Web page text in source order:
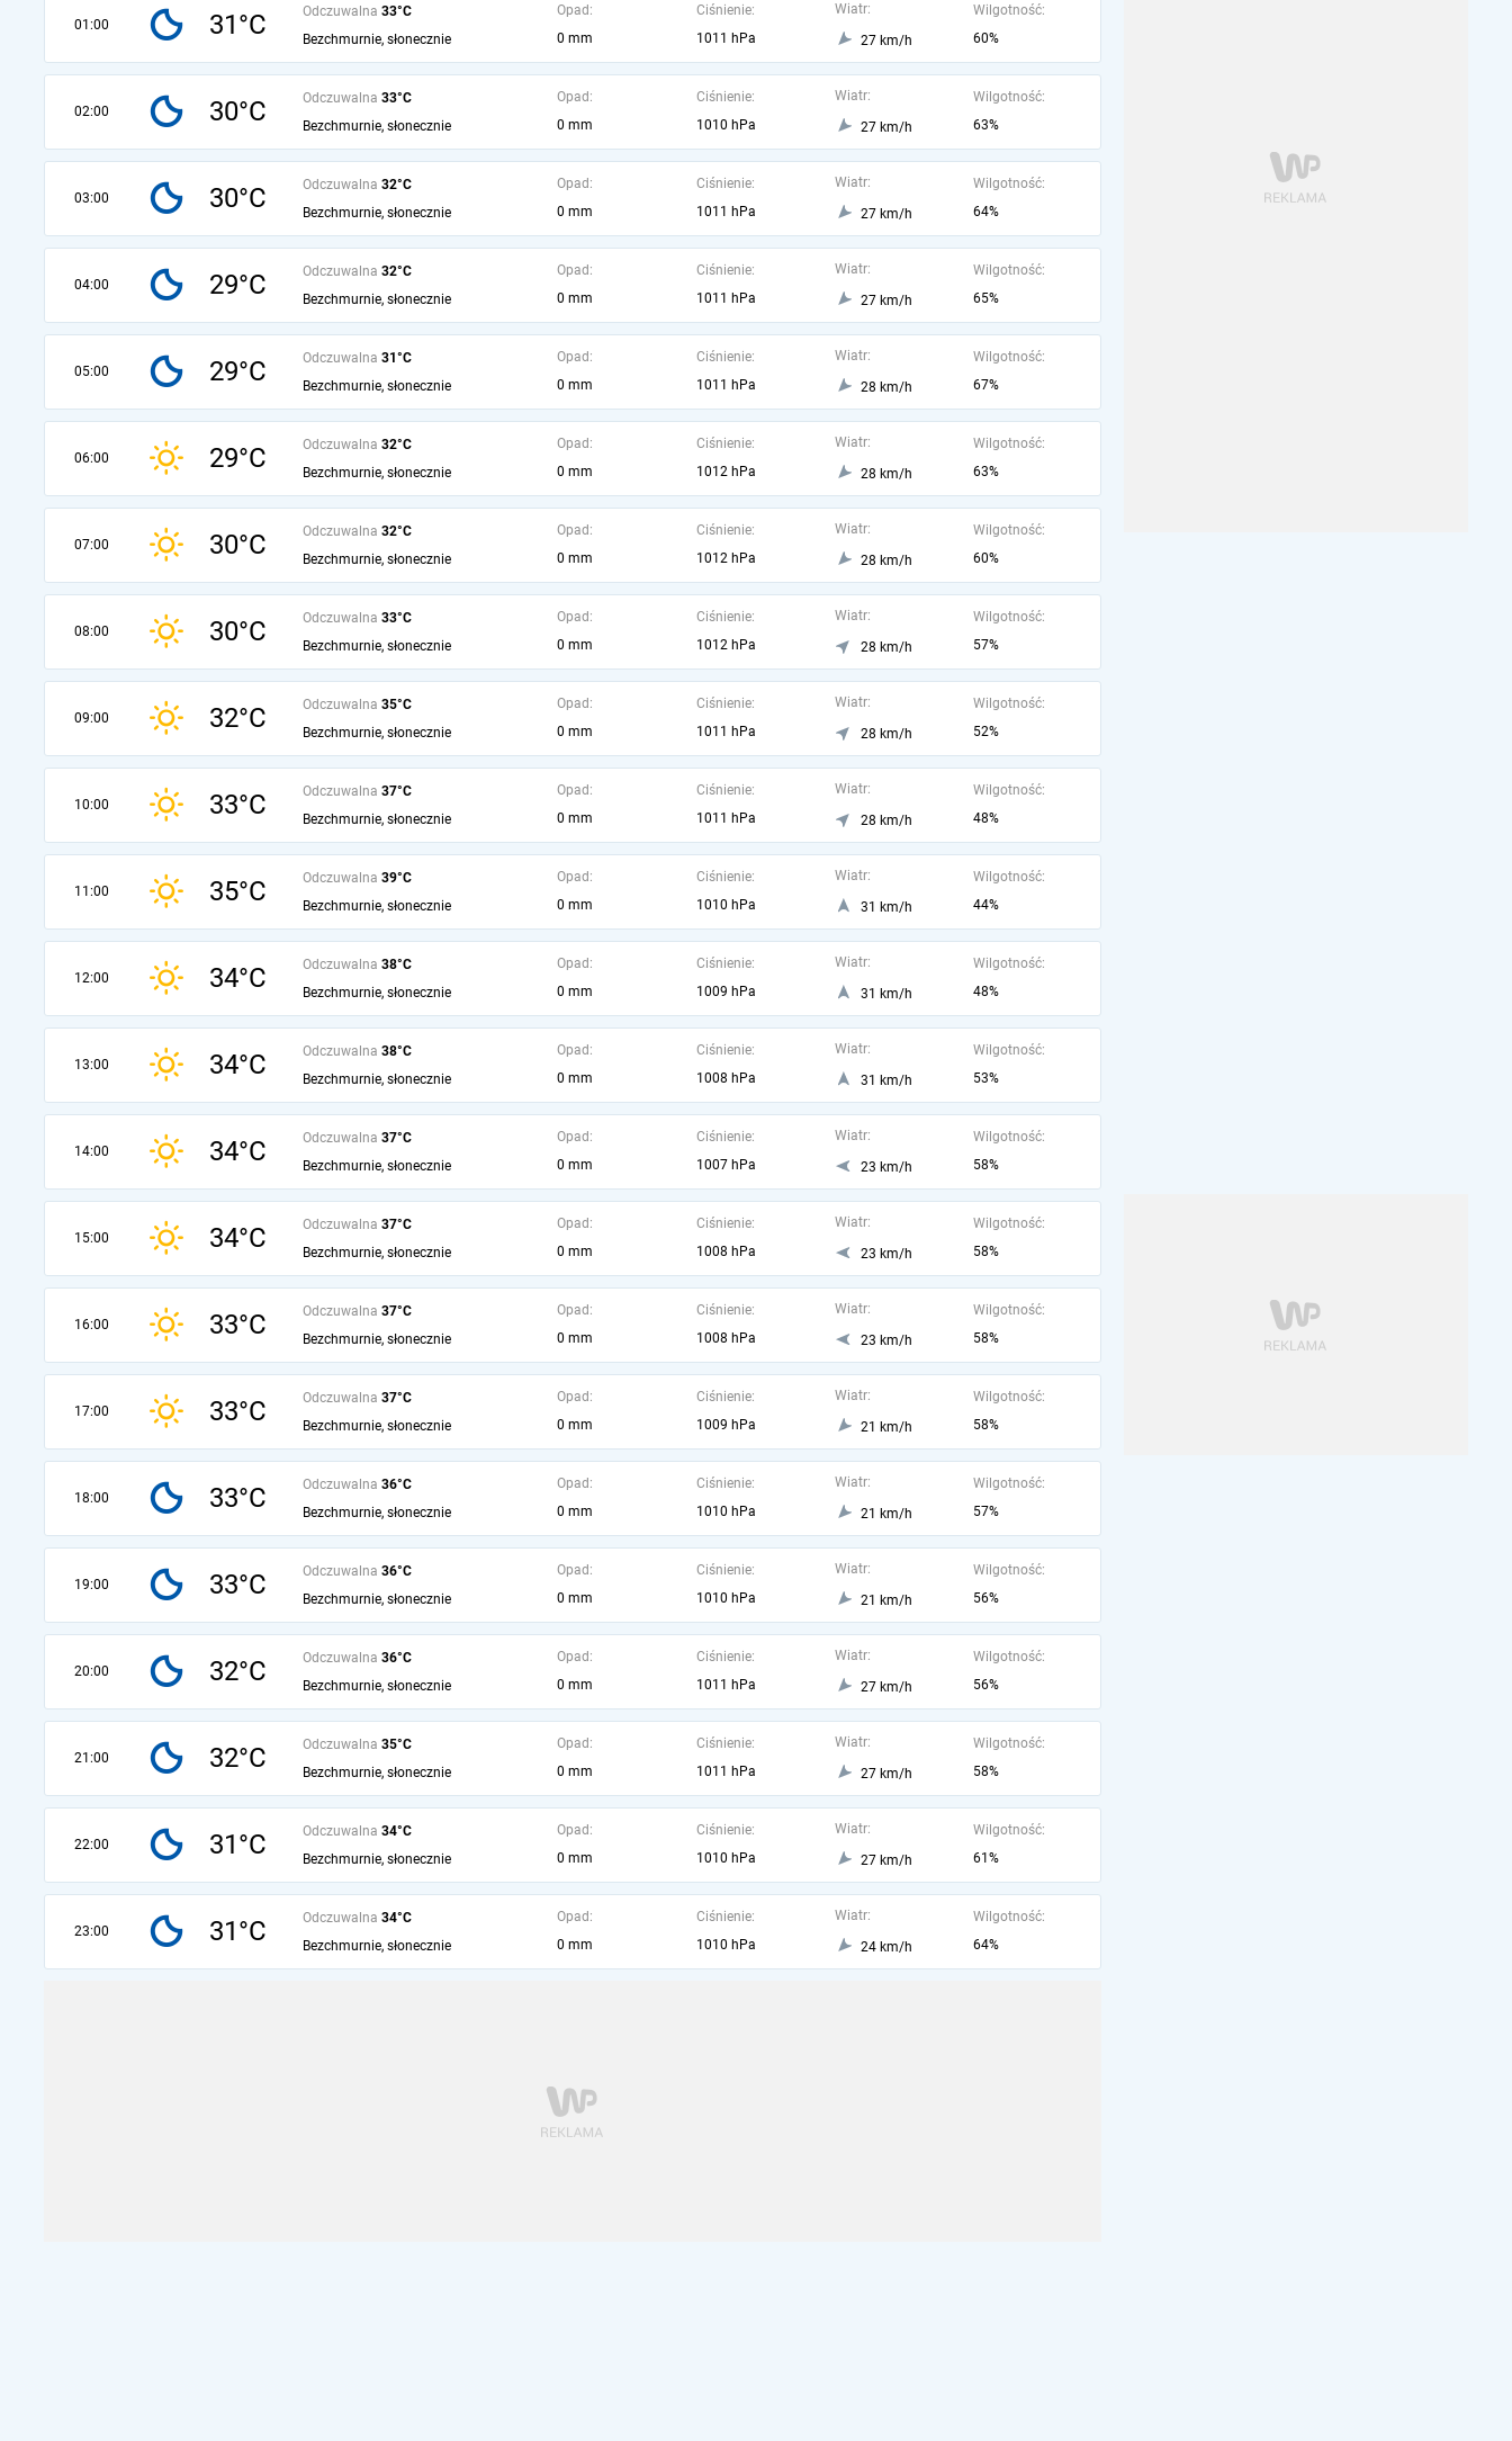
01:00 31°C Odczuwalna 33°C
Bezchmurnie, słonecznie
Opad:
0 mm
Ciśnienie:
1011 hPa
Wiatr:
27 km/h
Wilgotność:
60%
02:00 30°C Odczuwalna 33°C
Bezchmurnie, słonecznie
Opad:
0 mm
Ciśnienie:
1010 hPa
Wiatr:
27 km/h
Wilgotność:
63%
03:00 30°C Odczuwalna 32°C
Bezchmurnie, słonecznie
Opad:
0 mm
Ciśnienie:
1011 hPa
Wiatr:
27 km/h
Wilgotność:
64%
04:00 29°C Odczuwalna 32°C
Bezchmurnie, słonecznie
Opad:
0 mm
Ciśnienie:
1011 hPa
Wiatr:
27 km/h
Wilgotność:
65%
05:00 29°C Odczuwalna 31°C
Bezchmurnie, słonecznie
Opad:
0 mm
Ciśnienie:
1011 hPa
Wiatr:
28 km/h
Wilgotność:
67%
06:00 29°C Odczuwalna 32°C
Bezchmurnie, słonecznie
Opad:
0 mm
Ciśnienie:
1012 hPa
Wiatr:
28 km/h
Wilgotność:
63%
07:00 30°C Odczuwalna 32°C
Bezchmurnie, słonecznie
Opad:
0 mm
Ciśnienie:
1012 hPa
Wiatr:
28 km/h
Wilgotność:
60%
08:00 30°C Odczuwalna 33°C
Bezchmurnie, słonecznie
Opad:
0 mm
Ciśnienie:
1012 hPa
Wiatr:
28 km/h
Wilgotność:
57%
09:00 32°C Odczuwalna 35°C
Bezchmurnie, słonecznie
Opad:
0 mm
Ciśnienie:
1011 hPa
Wiatr:
28 km/h
Wilgotność:
52%
10:00 33°C Odczuwalna 37°C
Bezchmurnie, słonecznie
Opad:
0 mm
Ciśnienie:
1011 hPa
Wiatr:
28 km/h
Wilgotność:
48%
11:00 35°C Odczuwalna 39°C
Bezchmurnie, słonecznie
Opad:
0 mm
Ciśnienie:
1010 hPa
Wiatr:
31 km/h
Wilgotność:
44%
12:00 34°C Odczuwalna 38°C
Bezchmurnie, słonecznie
Opad:
0 mm
Ciśnienie:
1009 hPa
Wiatr:
31 km/h
Wilgotność:
48%
13:00 34°C Odczuwalna 38°C
Bezchmurnie, słonecznie
Opad:
0 mm
Ciśnienie:
1008 hPa
Wiatr:
31 km/h
Wilgotność:
53%
14:00 34°C Odczuwalna 37°C
Bezchmurnie, słonecznie
Opad:
0 mm
Ciśnienie:
1007 hPa
Wiatr:
23 km/h
Wilgotność:
58%
15:00 34°C Odczuwalna 37°C
Bezchmurnie, słonecznie
Opad:
0 mm
Ciśnienie:
1008 hPa
Wiatr:
23 km/h
Wilgotność:
58%
16:00 33°C Odczuwalna 37°C
Bezchmurnie, słonecznie
Opad:
0 mm
Ciśnienie:
1008 hPa
Wiatr:
23 km/h
Wilgotność:
58%
17:00 33°C Odczuwalna 37°C
Bezchmurnie, słonecznie
Opad:
0 mm
Ciśnienie:
1009 hPa
Wiatr:
21 km/h
Wilgotność:
58%
18:00 33°C Odczuwalna 36°C
Bezchmurnie, słonecznie
Opad:
0 mm
Ciśnienie:
1010 hPa
Wiatr:
21 km/h
Wilgotność:
57%
19:00 33°C Odczuwalna 36°C
Bezchmurnie, słonecznie
Opad:
0 mm
Ciśnienie:
1010 hPa
Wiatr:
21 km/h
Wilgotność:
56%
20:00 32°C Odczuwalna 36°C
Bezchmurnie, słonecznie
Opad:
0 mm
Ciśnienie:
1011 hPa
Wiatr:
27 km/h
Wilgotność:
56%
21:00 32°C Odczuwalna 35°C
Bezchmurnie, słonecznie
Opad:
0 mm
Ciśnienie:
1011 hPa
Wiatr:
27 km/h
Wilgotność:
58%
22:00 31°C Odczuwalna 34°C
Bezchmurnie, słonecznie
Opad:
0 mm
Ciśnienie:
1010 hPa
Wiatr:
27 km/h
Wilgotność:
61%
23:00 31°C Odczuwalna 34°C
Bezchmurnie, słonecznie
Opad:
0 mm
Ciśnienie:
1010 hPa
Wiatr:
24 km/h
Wilgotność:
64%